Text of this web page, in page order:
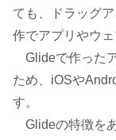
ても、ドラッグ
作でアプリやウ
Glideで作った
ため、iOSや
す。
Glideの特徴を